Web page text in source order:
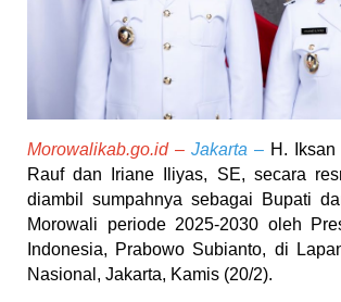
Morowalikab.go.id – Jakarta – H. Iksan
Rauf dan Iriane Iliyas, SE, secara
diambil sumpahnya sebagai Bupati
Morowali periode 2025-2030 oleh
Indonesia, Prabowo Subianto, di
Nasional, Jakarta, Kamis (20/2).